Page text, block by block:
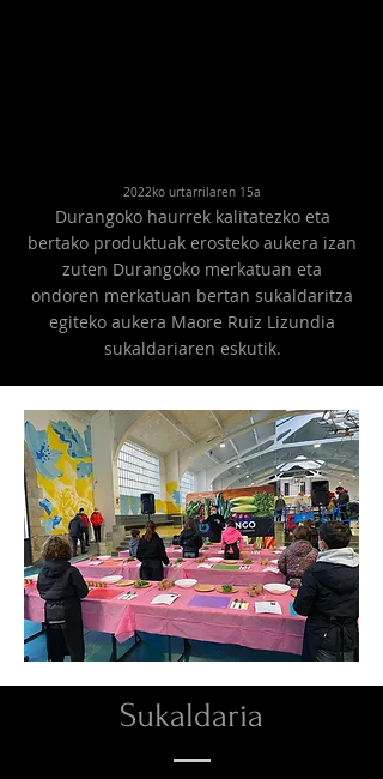
2022ko urtarrilaren 15a
Durangoko haurrek kalitatezko eta
bertako produktuak erosteko aukera izan
zuten Durangoko merkatuan eta
ondoren merkatuan bertan sukaldaritza
egiteko aukera Maore Ruiz Lizundia
sukaldariaren eskutik.
Sukaldaria